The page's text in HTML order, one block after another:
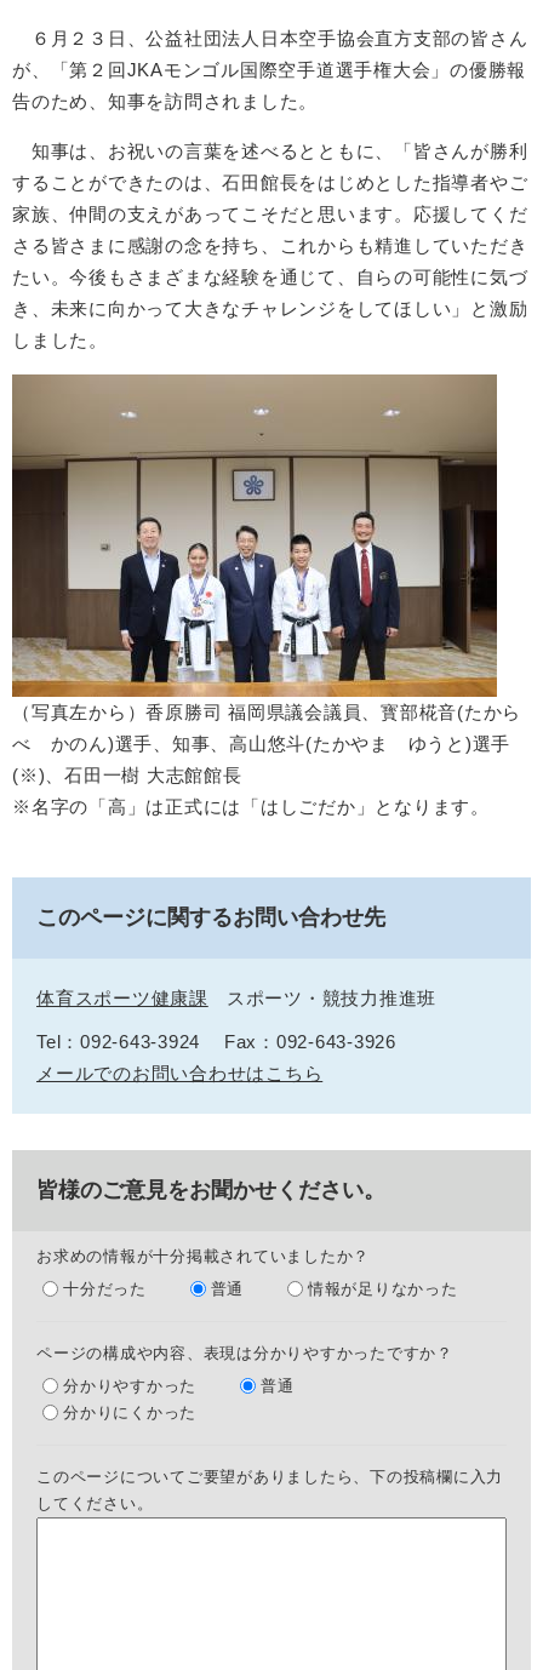
６月２３日、公益社団法人日本空手協会直方支部の皆さん
が、「第２回JKAモンゴル国際空手道選手権大会」の優勝報
告のため、知事を訪問されました。
知事は、お祝いの言葉を述べるとともに、「皆さんが勝利
することができたのは、石田館長をはじめとした指導者やご
家族、仲間の支えがあってこそだと思います。応援してくだ
さる皆さまに感謝の念を持ち、これからも精進していただき
たい。今後もさまざまな経験を通じて、自らの可能性に気づ
き、未来に向かって大きなチャレンジをしてほしい」と激励
しました。
（写真左から）香原勝司 福岡県議会議員、寳部椛音(たから
べ かのん)選手、知事、高山悠斗(たかやま ゆうと)選手
(※)、石田一樹 大志館館長
※名字の「高」は正式には「はしごだか」となります。
このページに関するお問い合わせ先
体育スポーツ健康課 スポーツ・競技力推進班
Tel：092-643-3924
Fax：092-643-3926
メールでのお問い合わせはこちら
皆様のご意見をお聞かせください。
お求めの情報が十分掲載されていましたか？
十分だった
普通 情報が足りなかった
ページの構成や内容、表現は分かりやすかったですか？
分かりやすかった
普通
分かりにくかった
このページについてご要望がありましたら、下の投稿欄に入力
してください。